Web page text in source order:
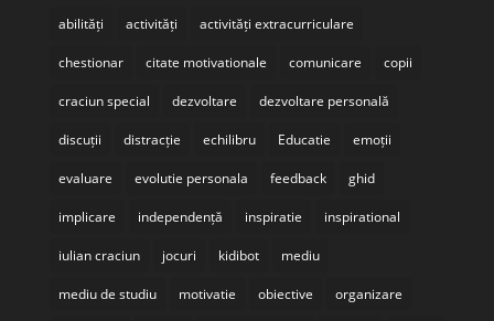
abilități activități activități extracurriculare
chestionar citate motivationale comunicare copii
craciun special dezvoltare dezvoltare personală
discuții distracție echilibru Educatie emoții
evaluare evolutie personala feedback ghid
implicare independență inspiratie inspirational
iulian craciun jocuri kidibot mediu
mediu de studiu motivatie obiective organizare